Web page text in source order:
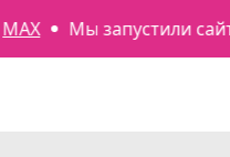
Мы запустили сайт в